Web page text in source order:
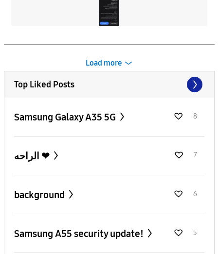
Load more
Top Liked Posts
Samsung Galaxy A35 5G 8
الراحه ❤ 7
background 6
Samsung A55 security update! 5